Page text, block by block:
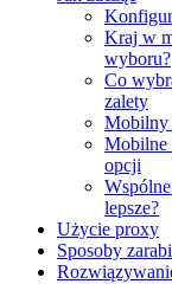
Kraj w
wyboru?
Co
zalety
Mobilny
Mobilne
opcji
lepsze?
Użycie proxy
Sposoby